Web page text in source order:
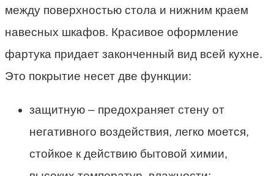
между поверхностью стола и нижним краем
навесных шкафов. Красивое оформление
фартука придает законченный вид всей кухне.
Это покрытие несет две функции:
защитную – предохраняет стену от
негативного воздействия, легко моется,
стойкое к действию бытовой химии,